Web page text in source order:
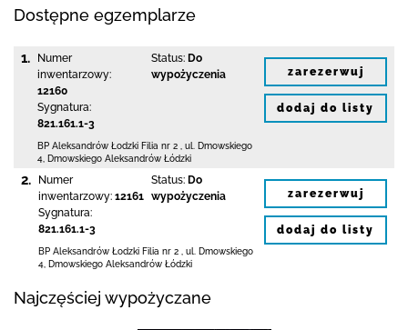
Dostępne egzemplarze
1.
Numer
inwentarzowy:
12160
Sygnatura:
821.161.1-3
Status: Do
wypożyczenia
BP Aleksandrów Łodzki Filia nr 2
ul. Dmowskiego
4 Dmowskiego Aleksandrów Łódzki
zarezerwuj
dodaj do listy
2.
Numer
inwentarzowy: 12161
Sygnatura:
821.161.1-3
Status: Do
wypożyczenia
BP Aleksandrów Łodzki Filia nr 2
ul. Dmowskiego
4 Dmowskiego Aleksandrów Łódzki
zarezerwuj
dodaj do listy
Najczęściej wypożyczane